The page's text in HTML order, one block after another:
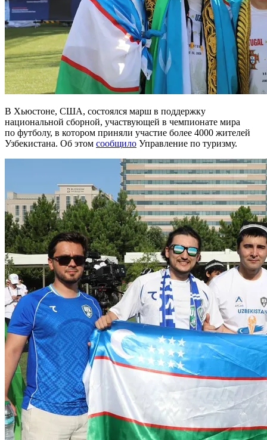
В Хьюстоне, США, состоялся марш в поддержку
национальной сборной, участвующей в чемпионате мира
по футболу, в котором приняли участие более 4000 жителей
Узбекистана. Об этом сообщило Управление по туризму.